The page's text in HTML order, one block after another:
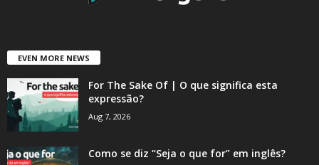
EVEN MORE NEWS
For The Sake Of | O que significa esta
expressão?
Aug 7, 2026
Como se diz “Seja o que for” em inglês?